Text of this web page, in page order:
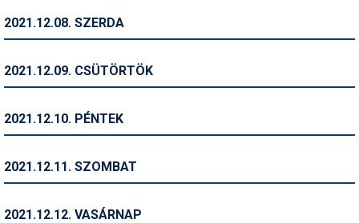
Pályázatok
Síbérletárak
2021.12.08. SZERDA
2021.12.09. CSÜTÖRTÖK
2021.12.10. PÉNTEK
2021.12.11. SZOMBAT
2021.12.12. VASÁRNAP